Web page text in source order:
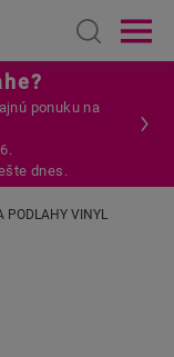
Open
ponuku na
dnes.
PODLAHY VINYL